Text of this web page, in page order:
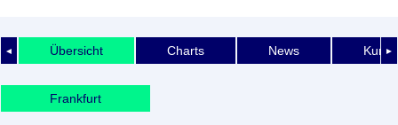
◄ ►
Übersicht Charts News
Frankfurt